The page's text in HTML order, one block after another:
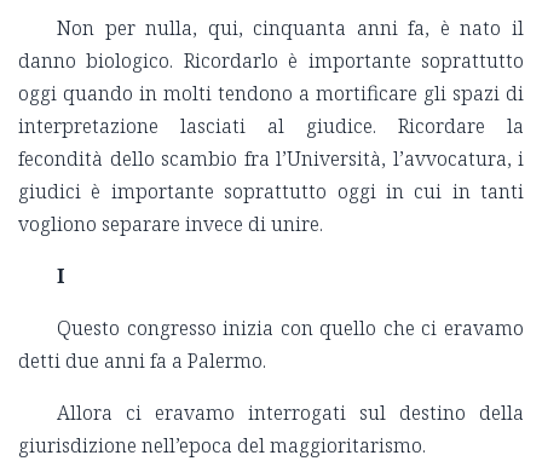
Non per nulla, qui, cinquanta anni fa, è nato il
danno biologico. Ricordarlo è importante soprattutto
oggi quando in molti tendono a mortificare gli spazi di
interpretazione lasciati al giudice. Ricordare la
fecondità dello scambio fra l’Università, l’avvocatura, i
giudici è importante soprattutto oggi in cui in tanti
vogliono separare invece di unire.
I
Questo congresso inizia con quello che ci eravamo
detti due anni fa a Palermo.
Allora ci eravamo interrogati sul destino della
giurisdizione nell’epoca del maggioritarismo.